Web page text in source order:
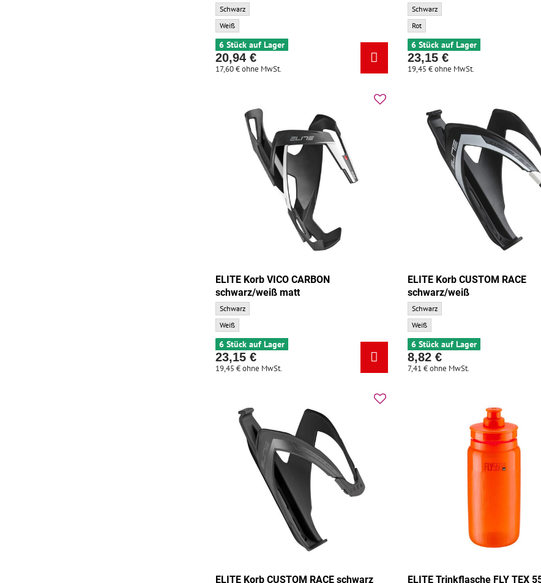
ELITE Korb VICO CARBON schwarz/weiß glänzend - Grundfarbe:
Schwarz
ELITE Korb VICO CARBON schwarz/weiß glänzend - Zusatzfarbe:
Weiß
6 Stück auf Lager
20,94 €
17,60 €ohne MwSt.
ELITE Korb VICO CARBON schwarz/rot
Schwarz
ELITE Korb VICO CARBON schwarz/rot
Rot
6 Stück auf Lager
23,15 €
19,45 €ohne MwSt.
ELITE Korb VICO CARBON
schwarz/weiß matt
ELITE Korb VICO CARBON schwarz/weiß matt - Grundfarbe:
Schwarz
ELITE Korb VICO CARBON schwarz/weiß matt - Zusatzfarbe:
Weiß
6 Stück auf Lager
23,15 €
19,45 €ohne MwSt.
ELITE Korb CUSTOM RACE
schwarz/weiß
ELITE Korb CUSTOM RACE schwarz/weiß -
Schwarz
ELITE Korb CUSTOM RACE schwarz/weiß -
Weiß
6 Stück auf Lager
8,82 €
7,41 €ohne MwSt.
ELITE Korb CUSTOM RACE schwarz
ELITE Trinkflasche FLY TEX